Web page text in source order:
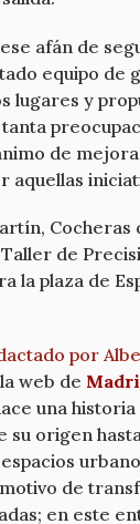
afán de
equipo de
lugares y
de
aquellas
Cocheras
de
la plaza de
por
web de
una
su origen
de
en este